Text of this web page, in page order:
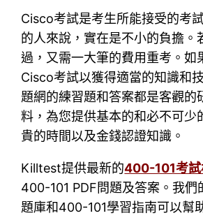
Cisco考試是考生所能接受的考
的人來說，實在是不小的負擔。
過，又需一大筆的費用重考。如
Cisco考試以獲得適當的知識和
題網的練習題和答案都是客觀的
料，為您提供基本的和必不可少
貴的時間以及金錢認證知識。
Killtest提供最新的400-101考試
400-101 PDF問題及答案。我們
題庫和400-101學習指南可以幫